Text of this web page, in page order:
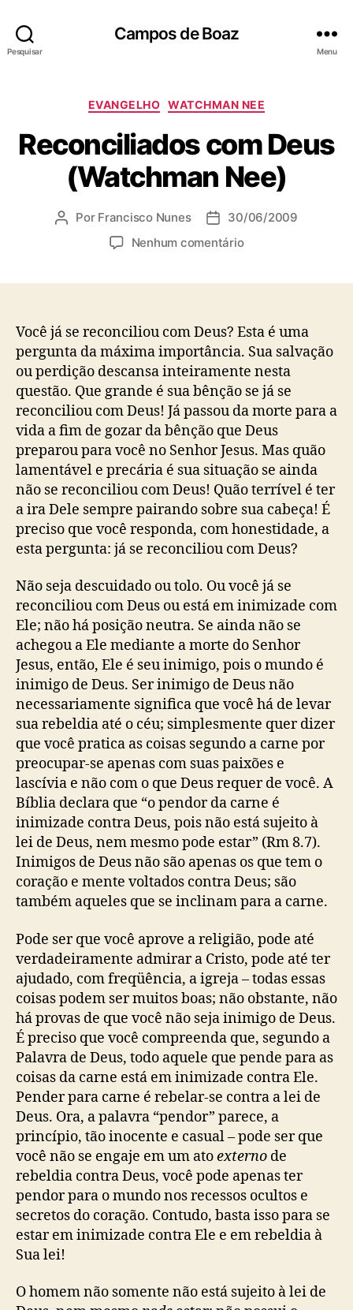
Pesquisar
Campos de Boaz
Menu
C
t
e
g
o
i
a
EVANGELHO WATCHMAN NEE
Reconciliados com Deus
(Watchman Nee)
A
r
p
o
s
t
Por Francisco Nunes
D
d
u
b
l
i
c
a
ã
o
30/06/2009
Nenhum comentárioe
o
n
i
l
i
a
d
o
s
o
m
D
u
s
(
W
c
h
m
a
n
N
e
)
Você já se reconciliou com Deus? Esta é uma
pergunta da máxima importância. Sua salvação
ou perdição descansa inteiramente nesta
questão. Que grande é sua bênção se já se
reconciliou com Deus! Já passou da morte para a
vida a fim de gozar da bênção que Deus
preparou para você no Senhor Jesus. Mas quão
lamentável e precária é sua situação se ainda
não se reconciliou com Deus! Quão terrível é ter
a ira Dele sempre pairando sobre sua cabeça! É
preciso que você responda, com honestidade, a
esta pergunta: já se reconciliou com Deus?
Não seja descuidado ou tolo. Ou você já se
reconciliou com Deus ou está em inimizade com
Ele; não há posição neutra. Se ainda não se
achegou a Ele mediante a morte do Senhor
Jesus, então, Ele é seu inimigo, pois o mundo é
inimigo de Deus. Ser inimigo de Deus não
necessariamente significa que você há de levar
sua rebeldia até o céu; simplesmente quer dizer
que você pratica as coisas segundo a carne por
preocupar-se apenas com suas paixões e
lascívia e não com o que Deus requer de você. A
Bíblia declara que “o pendor da carne é
inimizade contra Deus, pois não está sujeito à
lei de Deus, nem mesmo pode estar” (Rm 8.7).
Inimigos de Deus não são apenas os que tem o
coração e mente voltados contra Deus; são
também aqueles que se inclinam para a carne.
Pode ser que você aprove a religião, pode até
verdadeiramente admirar a Cristo, pode até ter
ajudado, com freqüência, a igreja – todas essas
coisas podem ser muitos boas; não obstante, não
há provas de que você não seja inimigo de Deus.
É preciso que você compreenda que, segundo a
Palavra de Deus, todo aquele que pende para as
coisas da carne está em inimizade contra Ele.
Pender para carne é rebelar-se contra a lei de
Deus. Ora, a palavra “pendor” parece, a
princípio, tão inocente e casual – pode ser que
você não se engaje em um atoexterno de
rebeldia contra Deus, você pode apenas ter
pendor para o mundo nos recessos ocultos e
secretos do coração. Contudo, basta isso para se
estar em inimizade contra Ele e em rebeldia à
Sua lei!
O homem não somente não está sujeito à lei de